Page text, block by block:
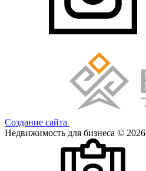
Создание сайта
Недвижимость для бизнеса © 2026